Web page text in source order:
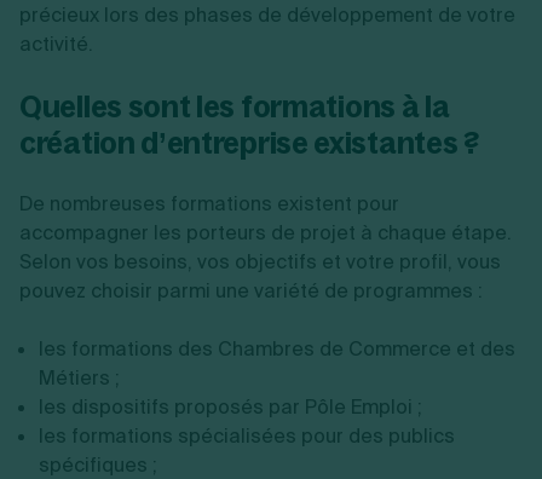
précieux lors des phases de développement de votre
activité.
Quelles sont les formations à la
création d’entreprise existantes ?
De nombreuses formations existent pour
accompagner les porteurs de projet à chaque étape.
Selon vos besoins, vos objectifs et votre profil, vous
pouvez choisir parmi une variété de programmes :
les formations des Chambres de Commerce et des
Métiers ;
les dispositifs proposés par Pôle Emploi ;
les formations spécialisées pour des publics
spécifiques ;